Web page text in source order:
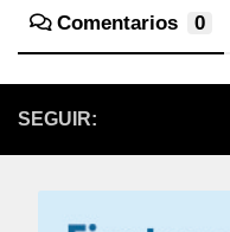
Comentarios 0
SEGUIR: